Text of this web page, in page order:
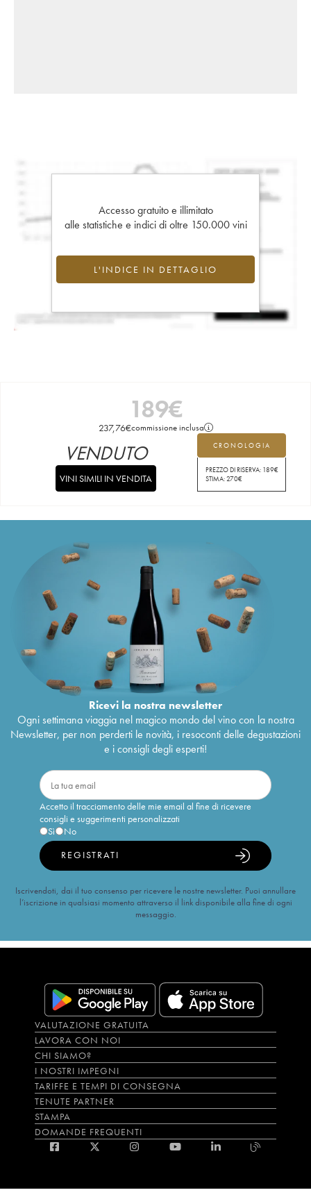
Accesso gratuito e illimitato
alle statistiche e indici di oltre 150.000 vini
L'INDICE IN DETTAGLIO
189€
237,76€commissione inclusa
CRONOLOGIA
PREZZO DI RISERVA: 189€
STIMA:270€
VENDUTO
VINI SIMILI IN VENDITA
Ricevi la nostra newsletter
Ogni settimana viaggia nel magico mondo del vino con la nostra
Newsletter, per non perderti le novità, i resoconti delle degustazioni
e i consigli degli esperti!
Accetto il tracciamento delle mie email al fine di ricevere
consigli e suggerimenti personalizzati
Sì
No
REGISTRATI
Iscrivendoti, dai il tuo consenso per ricevere le nostre newsletter. Puoi annullare
l’iscrizione in qualsiasi momento attraverso il link disponibile alla fine di ogni
messaggio.
VALUTAZIONE GRATUITA
LAVORA CON NOI
CHI SIAMO?
I NOSTRI IMPEGNI
TARIFFE E TEMPI DI CONSEGNA
TENUTE PARTNER
STAMPA
DOMANDE FREQUENTI